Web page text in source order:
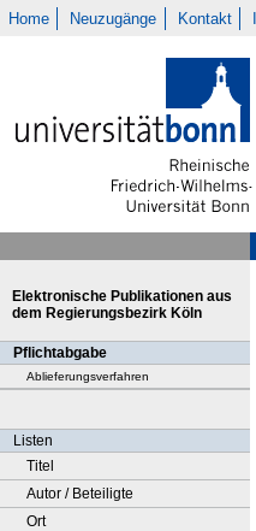
Home Neuzugänge Kontakt
Elektronische Publikationen aus
dem Regierungsbezirk Köln
Pflichtabgabe
Ablieferungsverfahren
Listen
Titel
Autor / Beteiligte
Ort